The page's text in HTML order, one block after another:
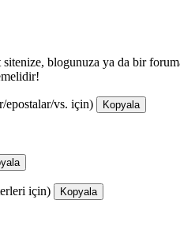
blogunuza ya da bir
epostalar/vs. için) Kopyala
için) Kopyala